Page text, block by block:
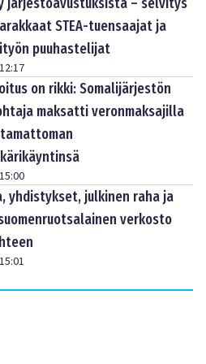
STEA-tuensaajat ja
puuhastelijat
12:17
on rikki: Somalijärjestön
maksatti veronmaksajilla
15:00
yhdistykset, julkinen raha ja
verkosto
15:01